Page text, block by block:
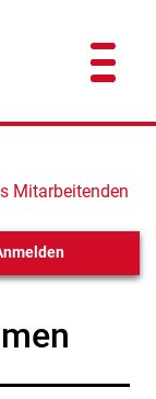
Mitarbeitenden